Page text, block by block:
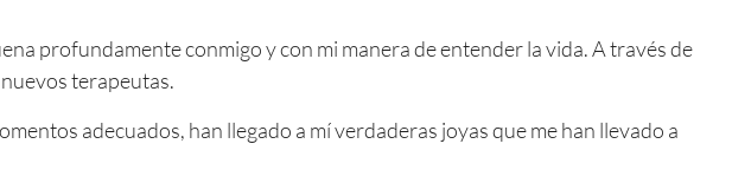
profundamente conmigo y con mi manera de entender la vida. A través de
terapeutas.
adecuados, han llegado a mí verdaderas joyas que me han llevado a